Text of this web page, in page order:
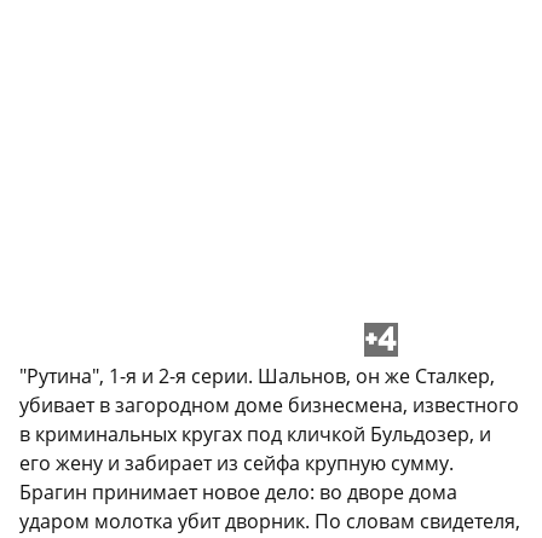
+4
"Рутина", 1-я и 2-я серии. Шальнов, он же Сталкер,
убивает в загородном доме бизнесмена, известного
в криминальных кругах под кличкой Бульдозер, и
его жену и забирает из сейфа крупную сумму.
Брагин принимает новое дело: во дворе дома
ударом молотка убит дворник. По словам свидетеля,